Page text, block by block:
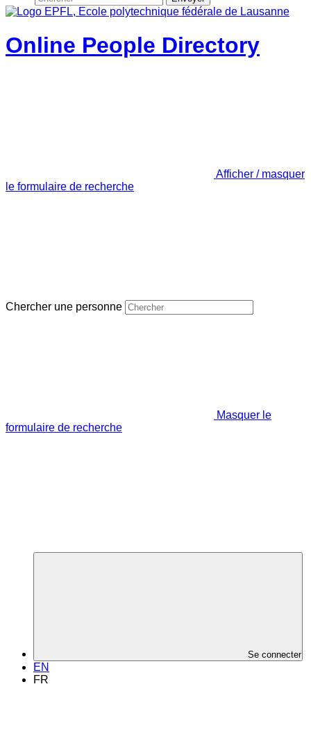
Online People Directory
Afficher / masquer
le formulaire de recherche
Chercher une personne
Masquer le
formulaire de recherche
Se connecter
EN
FR